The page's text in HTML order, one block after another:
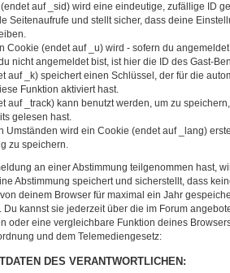
auf _sid) wird eine eindeutige, zufällige ID
Seitenaufrufe und stellt sicher, dass deine
Cookie (endet auf _u) wird - sofern du
nicht angemeldet bist, ist hier die ID des Gast-
auf _k) speichert einen Schlüssel, der für die
Funktion aktiviert hast.
auf _track) kann benutzt werden, um zu
gelesen hast.
Umständen wird ein Cookie (endet auf _lang)
zu speichern.
an einer Abstimmung teilgenommen hast,
Abstimmung speichert und sicherstellt, dass
deinem Browser für maximal ein Jahr
Du kannst sie jederzeit über die im Forum
oder eine vergleichbare Funktion deines
und dem Telemediengesetz:
DES VERANTWORTLICHEN: